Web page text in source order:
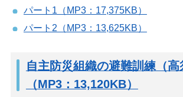
パート1（MP3：17,375KB）
パート2（MP3：13,625KB）
自主防災組織の避難訓練（高
（MP3：13,120KB）